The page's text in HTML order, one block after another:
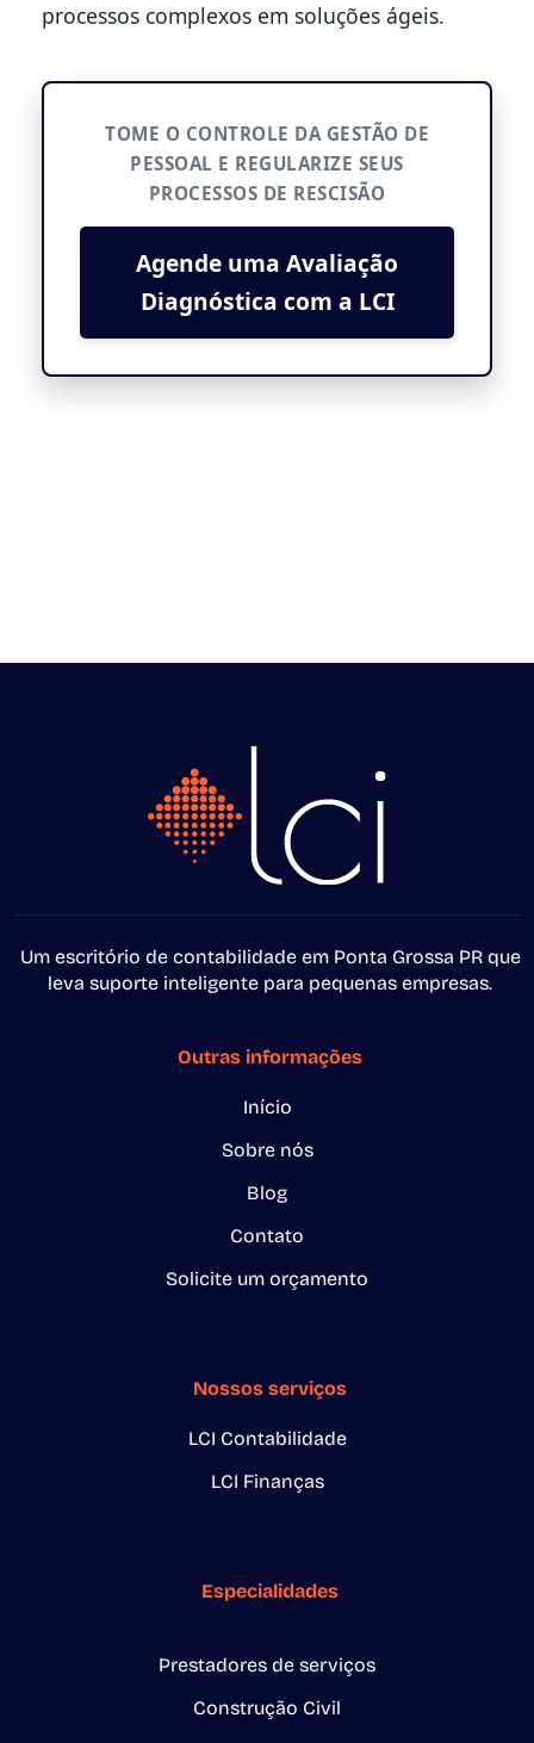
processos complexos em soluções ágeis.
TOME O CONTROLE DA GESTÃO DE
PESSOAL E REGULARIZE SEUS
PROCESSOS DE RESCISÃO
Agende uma Avaliação
Diagnóstica com a LCI
Um escritório de contabilidade em Ponta Grossa PR que
leva suporte inteligente para pequenas empresas.
Outras informações
Início
Sobre nós
Blog
Contato
Solicite um orçamento
Nossos serviços
LCI Contabilidade
LCI Finanças
Especialidades
Prestadores de serviços
Construção Civil